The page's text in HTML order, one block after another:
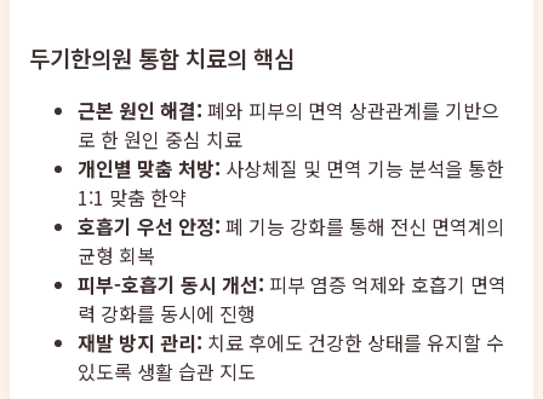
두기한의원 통합 치료의 핵심
근본 원인 해결: 폐와 피부의 면역 상관관계를 기반으
로 한 원인 중심 치료
개인별 맞춤 처방: 사상체질 및 면역 기능 분석을 통한
1:1 맞춤 한약
호흡기 우선 안정: 폐 기능 강화를 통해 전신 면역계의
균형 회복
피부-호흡기 동시 개선: 피부 염증 억제와 호흡기 면역
력 강화를 동시에 진행
재발 방지 관리: 치료 후에도 건강한 상태를 유지할 수
있도록 생활 습관 지도